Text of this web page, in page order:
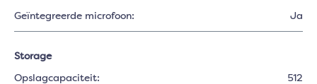
Geïntegreerde microfoon: Ja
Storage
Opslagcapaciteit: 512